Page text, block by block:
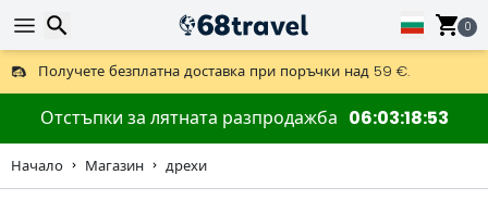
0
Получете безплатна доставка при поръчки над 59 €.
Предлага се и DHL Express за една нощ.
30 дни за връщане, 90 дни за дървени карти и декорации.
Отстъпки за лятната разпродажба 06031851
Начало Магазин дрехи
Търсене